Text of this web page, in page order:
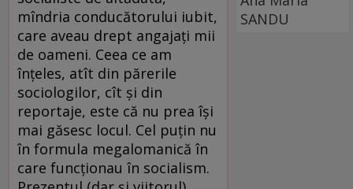
mîndria conducătorului iubit,
care aveau drept angajaţi mii
de oameni. Ceea ce am
înţeles, atît din părerile
sociologilor, cît şi din
reportaje, este că nu prea îşi
mai găsesc locul. Cel puţin nu
în formula megalomanică în
care funcţionau în socialism.
SANDU